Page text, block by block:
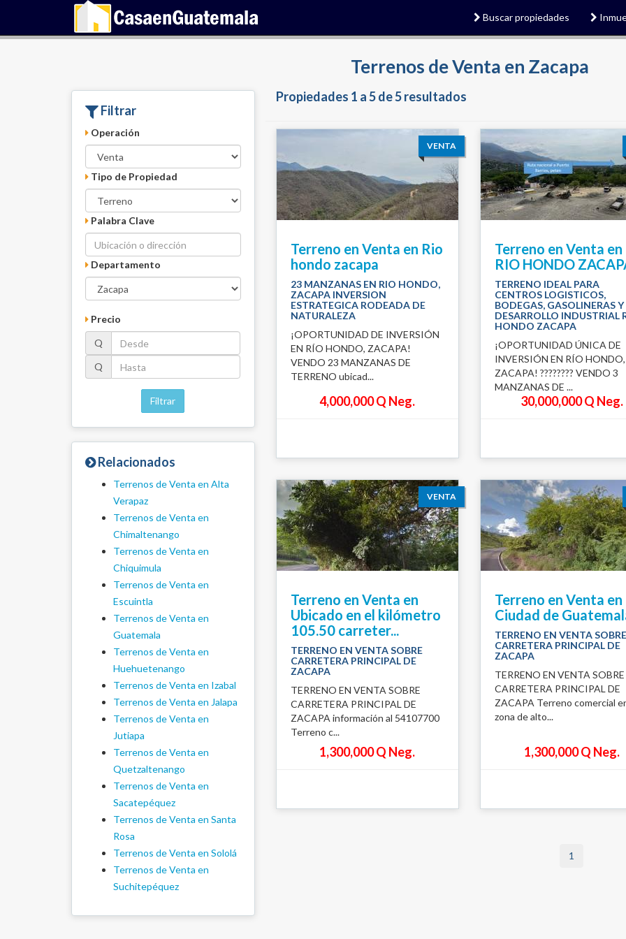
Buscar propiedades
Terrenos de Venta en Zacapa
Filtrar
Operación
Tipo de Propiedad
Palabra Clave
Departamento
Precio
Q
Q
Filtrar
Relacionados
Terrenos de Venta en Alta
Verapaz
Terrenos de Venta en
Chimaltenango
Terrenos de Venta en
Chiquimula
Terrenos de Venta en
Escuintla
Terrenos de Venta en
Guatemala
Terrenos de Venta en
Huehuetenango
Terrenos de Venta en Izabal
Terrenos de Venta en Jalapa
Terrenos de Venta en
Jutiapa
Terrenos de Venta en
Quetzaltenango
Terrenos de Venta en
Sacatepéquez
Terrenos de Venta en Santa
Rosa
Terrenos de Venta en Sololá
Terrenos de Venta en
Suchitepéquez
Propiedades 1 a 5 de 5 resultados
VENTA
Terreno en Venta en Rio
hondo zacapa
23 MANZANAS EN RIO HONDO,
ZACAPA INVERSION
ESTRATEGICA RODEADA DE
NATURALEZA
¡OPORTUNIDAD DE INVERSIÓN
EN RÍO HONDO, ZACAPA!
VENDO 23 MANZANAS DE
TERRENO ubicad...
4,000,000 Q Neg.
Terreno en Venta en
RIO HONDO
TERRENO IDEAL PARA
CENTROS LOGISTICOS,
BODEGAS, GASOLINERAS Y
DESARROLLO INDUSTRIAL
HONDO ZACAPA
¡OPORTUNIDAD ÚNICA DE
INVERSIÓN EN RÍO HONDO,
ZACAPA! ???????? VENDO 3
MANZANAS DE ...
30,000,000 Q Neg.
VENTA
Terreno en Venta en
Ubicado en el kilómetro
105.50 carreter...
TERRENO EN VENTA SOBRE
CARRETERA PRINCIPAL DE
ZACAPA
TERRENO EN VENTA SOBRE
CARRETERA PRINCIPAL DE
ZACAPA información al 54107700
Terreno c...
1,300,000 Q Neg.
Terreno en Venta en
Ciudad de
TERRENO EN VENTA SOBRE
CARRETERA PRINCIPAL DE
ZACAPA
TERRENO EN VENTA SOBRE
CARRETERA PRINCIPAL DE
ZACAPA Terreno comercial
zona de alto...
1,300,000 Q Neg.
1